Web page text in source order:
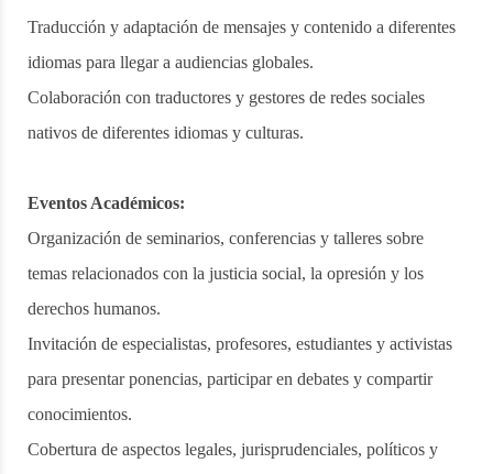
Traducción y adaptación de mensajes y contenido a diferentes
idiomas para llegar a audiencias globales.
Colaboración con traductores y gestores de redes sociales
nativos de diferentes idiomas y culturas.
Eventos Académicos:
Organización de seminarios, conferencias y talleres sobre
temas relacionados con la justicia social, la opresión y los
derechos humanos.
Invitación de especialistas, profesores, estudiantes y activistas
para presentar ponencias, participar en debates y compartir
conocimientos.
Cobertura de aspectos legales, jurisprudenciales, políticos y